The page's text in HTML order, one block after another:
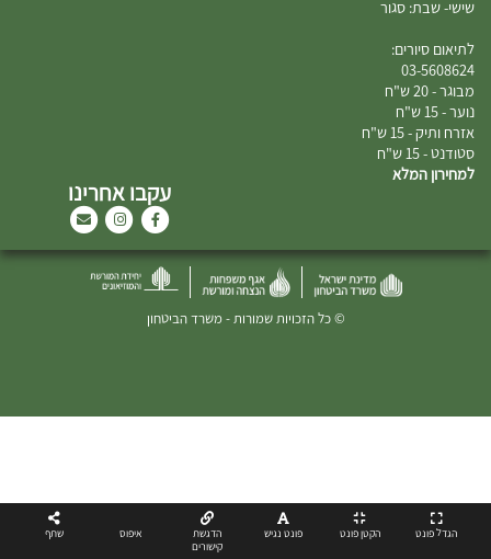
הגדל פונט הקטן פונט פונט נגיש
הדגשת
קישורים
איפוס שתף
שישי- שבת: סגור
לתיאום סיורים:
03-5608624
מבוגר - 20 ש"ח
נוער - 15 ש"ח
אזרח ותיק - 15 ש"ח
סטודנט - 15 ש"ח
למחירון המלא
עקבו אחרינו
© כל הזכויות שמורות - משרד הביטחון